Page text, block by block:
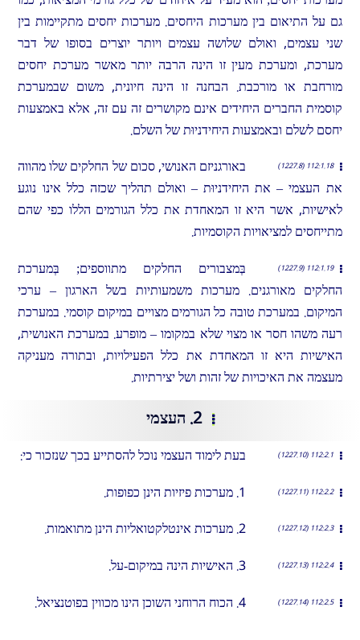
גם על התיאום בין מערכות היחסים. מערכות יחסים מתקיימות בין
שני עצמים, ואולם שלושה עצמים ויותר יוצרים בסופו של דבר
מערכת, ומערכת מעין זו הינה הרבה יותר מאשר מערכת יחסים
מורחבת או מורכבת. הבחנה זו הינה חיונית, משום שבמערכת
קוסמית החברים היחידים אינם מקושרים זה עם זה, אלא באמצעות
יחסם לשלם ובאמצעות היחידניוּת של השלם.
112:1.18 (1227.8)
באורגניזם האנושי, סכום של החלקים שלו מהווה
את העצמי – את היחידניוּת – ואולם תהליך שכזה כלל אינו נוגע
לאישיות, אשר היא זו המאחדת את כלל הגורמים הללו כפי שהם
מתייחסים למציאויות הקוסמיות.
112:1.19 (1227.9)
בְּמצבורים החלקים מתווספים; בְּמערכת
החלקים מאורגנים. מערכות משמעותיות בשל הארגון – ערכי
המיקום. במערכת טובה כל הגורמים מצויים במיקום קוסמי. במערכת
רעה משהו חסר או מצוי שלא במקומו – מופרע. במערכת האנושית,
האישיות היא זו המאחדת את כלל הפעילויות, ובתורה מעניקה
מעצמה את האיכויות של זהות ושל יצירתיות.
2. העצמי
112:2.1 (1227.10) בעת לימוד העצמי נוכל להסתייע בכך שנזכור כי:
112:2.2 (1227.11) 1. מערכות פיזיות הינן כפופות.
112:2.3 (1227.12) 2. מערכות אינטלקטואליות הינן מתואמות.
112:2.4 (1227.13) 3. האישיות הינה במיקום-על.
112:2.5 (1227.14) 4. הכוח הרוחני השוכן הינו מכווין בפוטנציאל.